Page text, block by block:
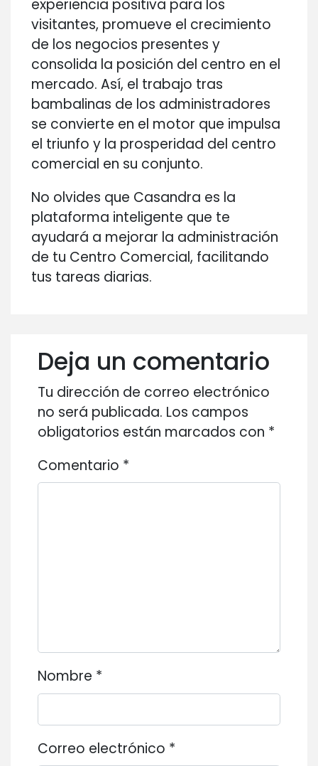
experiencia positiva para los
visitantes, promueve el crecimiento
de los negocios presentes y
consolida la posición del centro en el
mercado. Así, el trabajo tras
bambalinas de los administradores
se convierte en el motor que impulsa
el triunfo y la prosperidad del centro
comercial en su conjunto.
No olvides que Casandra es la
plataforma inteligente que te
ayudará a mejorar la administración
de tu Centro Comercial, facilitando
tus tareas diarias.
Deja un comentario
Tu dirección de correo electrónico
no será publicada. Los campos
obligatorios están marcados con *
Comentario *
Nombre *
Correo electrónico *